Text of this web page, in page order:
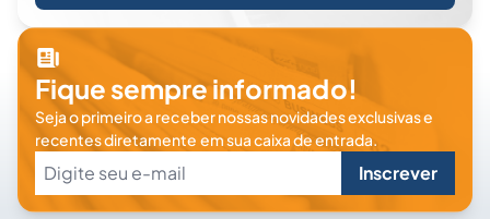
Fique sempre informado!
Seja o primeiro a receber nossas novidades exclusivas e
recentes diretamente em sua caixa de entrada.
Inscrever